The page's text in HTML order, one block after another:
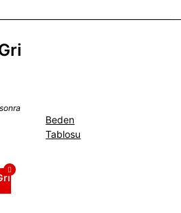
Beden
Tablosu